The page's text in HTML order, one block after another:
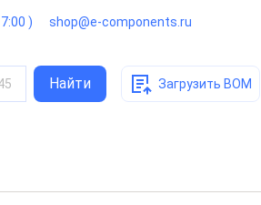
) shop@e-components.ru
Найти Загрузить BOM